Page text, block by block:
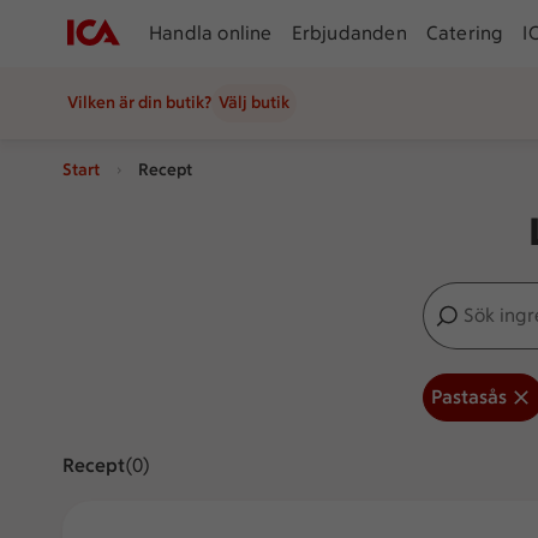
Handla online Erbjudanden Catering
Vilken är din butik? Välj butik
Start Recept
Sök
Inga förslag
Pastasås
ReceptVisar 0 stycken
(0)